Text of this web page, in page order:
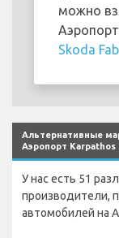
можно
Skoda
Альтернативные
Аэропорт
У нас есть 51
производители,
автомобилей на